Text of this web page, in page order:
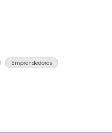
Emprendedores